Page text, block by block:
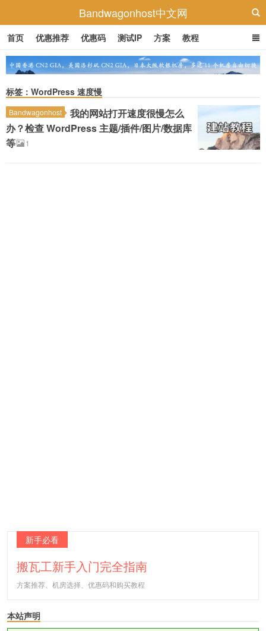
Bandwagonhost中文网
首页 优惠推荐 优惠码 测试IP 方案 教程
标签：WordPress 速度慢
Bandwagonhost
我的网站打开速度很慢怎么
办？检查 WordPress 主题/插件/图片/数据库
等
1
新手必看
搬瓦工新手入门完全指南
方案推荐、机房选择、优惠码和购买教程
本站声明